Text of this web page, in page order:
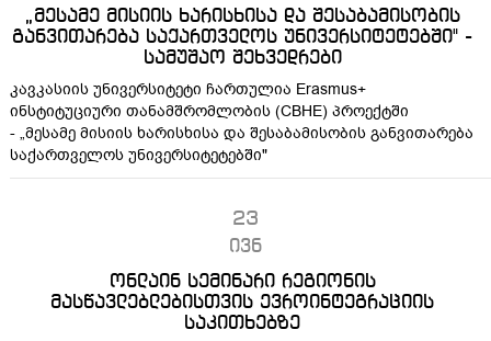
„მესამე მისიის ხარისხისა და შესაბამისობის
განვითარება საქართველოს უნივერსიტეტებში" -
სამუშაო შეხვედრები
კავკასიის უნივერსიტეტი ჩართულია Erasmus+
ინსტიტუციური თანამშრომლობის (CBHE) პროექტში
- „მესამე მისიის ხარისხისა და შესაბამისობის განვითარება
საქართველოს უნივერსიტეტებში"
23
ივნ
ონლაინ სემინარი რეგიონის
მასწავლებლებისთვის ევროინტეგრაციის
საკითხებზე